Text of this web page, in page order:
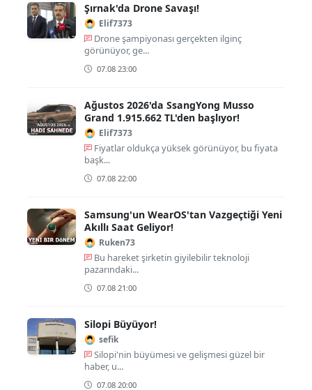
Şırnak'da Drone Savaşı!
Elif7373
Drone şampiyonası gerçekten ilginç
görünüyor, ge...
07.08 23:00
Ağustos 2026'da SsangYong Musso
Grand 1.915.662 TL'den başlıyor!
Elif7373
Fiyatlar oldukça yüksek görünüyor, bu fiyata
başk...
07.08 22:00
Samsung'un WearOS'tan Vazgeçtiği Yeni
Akıllı Saat Geliyor!
Ruken73
Bu hareket şirketin giyilebilir teknoloji
pazarındaki...
07.08 21:00
Silopi Büyüyor!
sefik
Silopi'nin büyümesi ve gelişmesi güzel bir
haber, u...
07.08 20:00